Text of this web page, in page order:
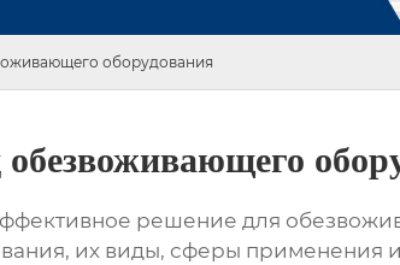
оборудования
обезвоживающего
решение для
, их виды, сферы применения